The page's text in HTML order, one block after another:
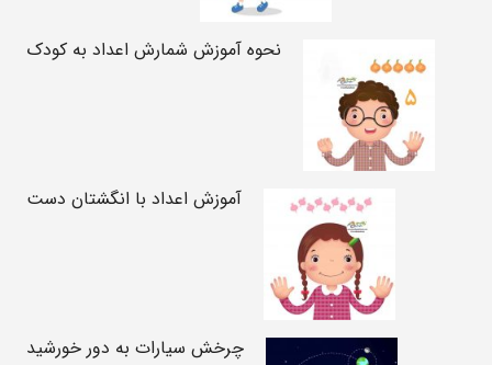
نحوه آموزش شمارش اعداد به کودک
آموزش اعداد با انگشتان دست
چرخش سیارات به دور خورشید